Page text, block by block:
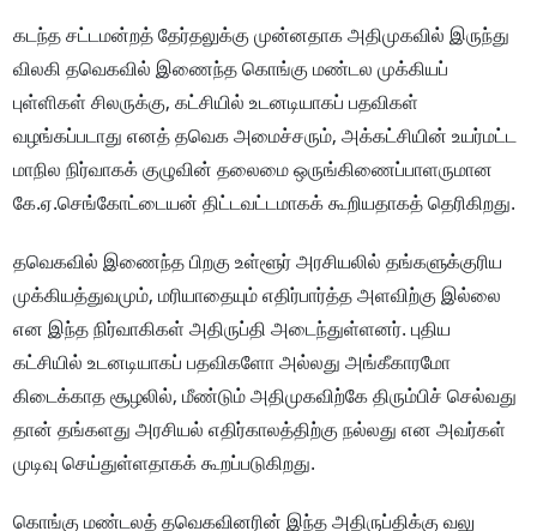
கடந்த சட்டமன்றத் தேர்தலுக்கு முன்னதாக அதிமுகவில் இருந்து
விலகி தவெகவில் இணைந்த கொங்கு மண்டல முக்கியப்
புள்ளிகள் சிலருக்கு, கட்சியில் உடனடியாகப் பதவிகள்
வழங்கப்படாது எனத் தவெக அமைச்சரும், அக்கட்சியின் உயர்மட்ட
மாநில நிர்வாகக் குழுவின் தலைமை ஒருங்கிணைப்பாளருமான
கே.ஏ.செங்கோட்டையன் திட்டவட்டமாகக் கூறியதாகத் தெரிகிறது.
தவெகவில் இணைந்த பிறகு உள்ளூர் அரசியலில் தங்களுக்குரிய
முக்கியத்துவமும், மரியாதையும் எதிர்பார்த்த அளவிற்கு இல்லை
என இந்த நிர்வாகிகள் அதிருப்தி அடைந்துள்ளனர். புதிய
கட்சியில் உடனடியாகப் பதவிகளோ அல்லது அங்கீகாரமோ
கிடைக்காத சூழலில், மீண்டும் அதிமுகவிற்கே திரும்பிச் செல்வது
தான் தங்களது அரசியல் எதிர்காலத்திற்கு நல்லது என அவர்கள்
முடிவு செய்துள்ளதாகக் கூறப்படுகிறது.
கொங்கு மண்டலத் தவெகவினரின் இந்த அதிருப்திக்கு வலு